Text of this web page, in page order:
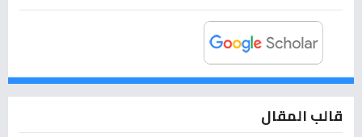
قالب المقال